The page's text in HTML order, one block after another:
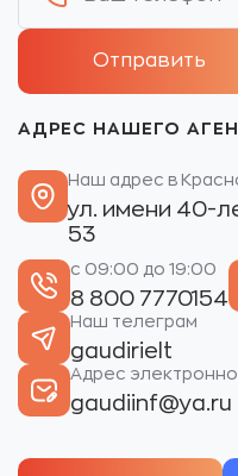
АДРЕС НАШЕГО
Наш адрес в
ул. имени 40-
53
с 09:00 до 19:00
8 800 7770154
Наш телеграм
gaudirielt
Адрес
gaudiinf@ya.ru